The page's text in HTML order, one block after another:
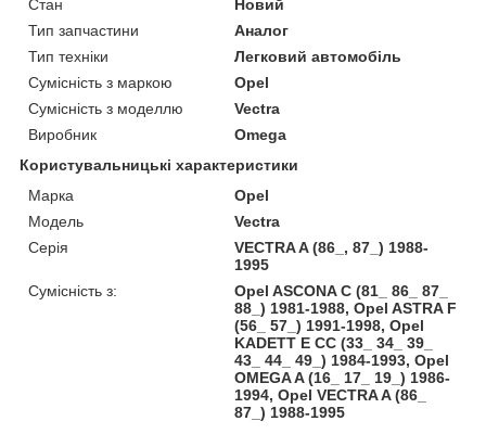
Стан
Новий
Тип запчастини
Аналог
Тип техніки
Легковий автомобіль
Сумісність з маркою
Opel
Сумісність з моделлю
Vectra
Виробник
Omega
Користувальницькі характеристики
Марка
Opel
Модель
Vectra
Серія
VECTRA A (86_, 87_) 1988-
1995
Сумісність з:
Opel ASCONA C (81_ 86_ 87_
88_) 1981-1988, Opel ASTRA F
(56_ 57_) 1991-1998, Opel
KADETT E CC (33_ 34_ 39_
43_ 44_ 49_) 1984-1993, Opel
OMEGA A (16_ 17_ 19_) 1986-
1994, Opel VECTRA A (86_
87_) 1988-1995